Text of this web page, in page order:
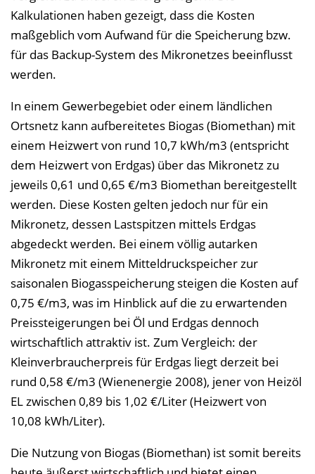
Kalkulationen haben gezeigt, dass die Kosten
maßgeblich vom Aufwand für die Speicherung bzw.
für das Backup-System des Mikronetzes beeinflusst
werden.
In einem Gewerbegebiet oder einem ländlichen
Ortsnetz kann aufbereitetes Biogas (Biomethan) mit
einem Heizwert von rund 10,7 kWh/m3 (entspricht
dem Heizwert von Erdgas) über das Mikronetz zu
jeweils 0,61 und 0,65 €/m3 Biomethan bereitgestellt
werden. Diese Kosten gelten jedoch nur für ein
Mikronetz, dessen Lastspitzen mittels Erdgas
abgedeckt werden. Bei einem völlig autarken
Mikronetz mit einem Mitteldruckspeicher zur
saisonalen Biogasspeicherung steigen die Kosten auf
0,75 €/m3, was im Hinblick auf die zu erwartenden
Preissteigerungen bei Öl und Erdgas dennoch
wirtschaftlich attraktiv ist. Zum Vergleich: der
Kleinverbraucherpreis für Erdgas liegt derzeit bei
rund 0,58 €/m3 (Wienenergie 2008), jener von Heizöl
EL zwischen 0,89 bis 1,02 €/Liter (Heizwert von
10,08 kWh/Liter).
Die Nutzung von Biogas (Biomethan) ist somit bereits